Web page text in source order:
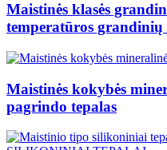
Maistinės klasės
temperatūros grandinių
Maistinės kokybės
pagrindo tepalas